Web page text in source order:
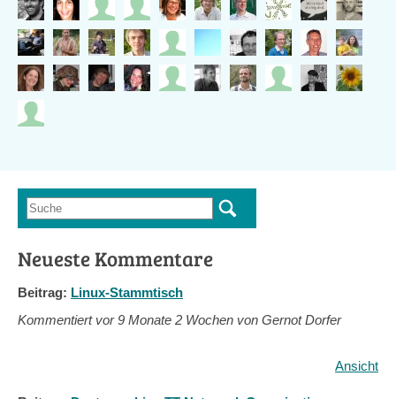
Suchformular
Suche
Neueste Kommentare
Beitrag: Linux-Stammtisch
Kommentiert vor9 Monate 2 Wochen von Gernot Dorfer
Ansicht